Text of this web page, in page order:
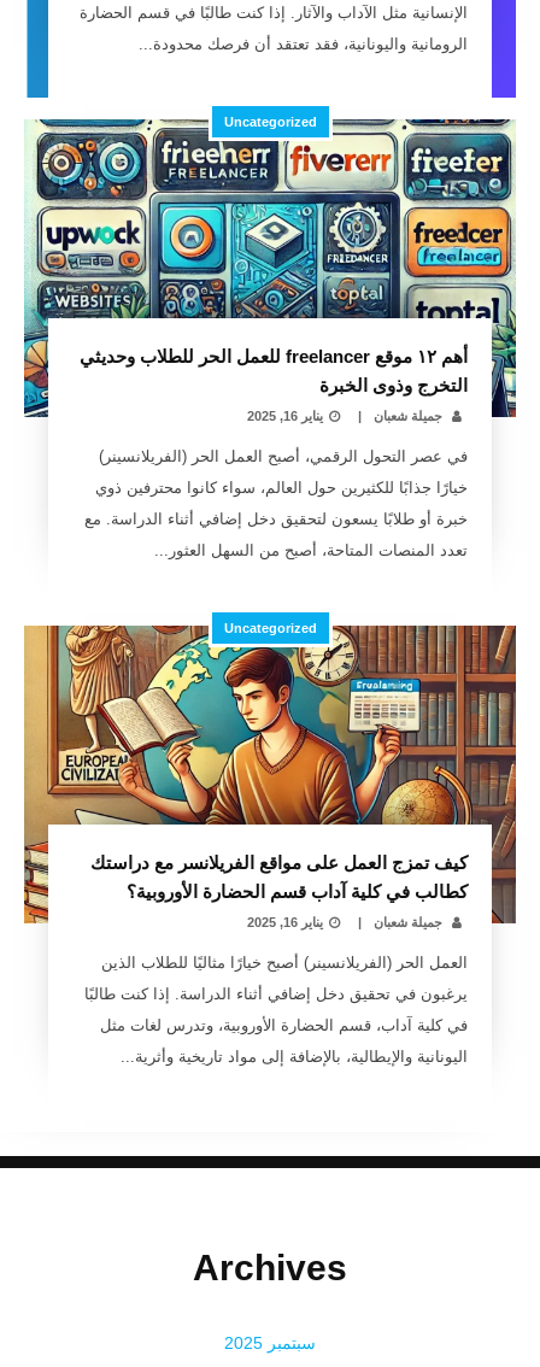
الإنسانية مثل الآداب والآثار. إذا كنت طالبًا في قسم الحضارة
الرومانية واليونانية، فقد تعتقد أن فرصك محدودة...
Uncategorized
أهم ١٢ موقع freelancer للعمل الحر للطلاب وحديثي
التخرج وذوى الخبرة
جميلة شعبان | يناير 16, 2025
في عصر التحول الرقمي، أصبح العمل الحر (الفريلانسينر)
خيارًا جذابًا للكثيرين حول العالم، سواء كانوا محترفين ذوي
خبرة أو طلابًا يسعون لتحقيق دخل إضافي أثناء الدراسة. مع
تعدد المنصات المتاحة، أصبح من السهل العثور...
Uncategorized
كيف تمزج العمل على مواقع الفريلانسر مع دراستك
كطالب في كلية آداب قسم الحضارة الأوروبية؟
جميلة شعبان | يناير 16, 2025
العمل الحر (الفريلانسينر) أصبح خيارًا مثاليًا للطلاب الذين
يرغبون في تحقيق دخل إضافي أثناء الدراسة. إذا كنت طالبًا
في كلية آداب، قسم الحضارة الأوروبية، وتدرس لغات مثل
اليونانية والإيطالية، بالإضافة إلى مواد تاريخية وأثرية...
Archives
سبتمبر 2025